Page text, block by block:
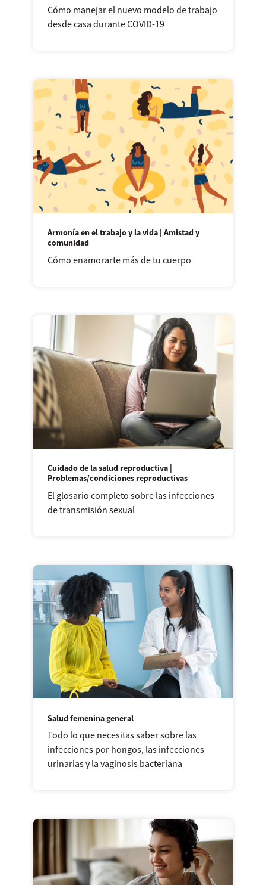
Cómo manejar el nuevo modelo de trabajo
desde casa durante COVID-19
Armonía en el trabajo y la vida | Amistad y
comunidad
Cómo enamorarte más de tu cuerpo
Cuidado de la salud reproductiva |
Problemas/condiciones reproductivas
El glosario completo sobre las infecciones
de transmisión sexual
Salud femenina general
Todo lo que necesitas saber sobre las
infecciones por hongos, las infecciones
urinarias y la vaginosis bacteriana